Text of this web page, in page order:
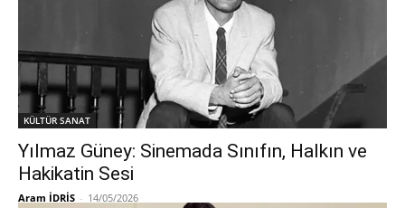
KÜLTÜR SANAT
Yılmaz Güney: Sinemada Sınıfın, Halkın ve
Hakikatin Sesi
Aram İDRİS - 14/05/2026